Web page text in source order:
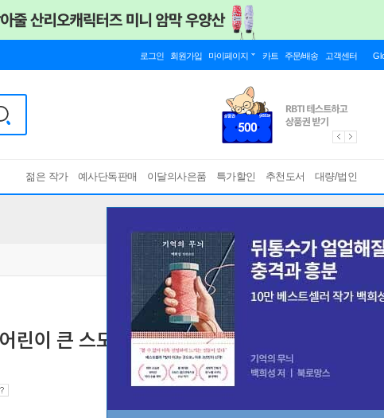
로그인 회원가입 마이페이지 카트 주문/배송 고객센터
젊은 작가 예사단독판매 이달의사은품 특가할인 추천도서 대량/법인
린이 큰 스도쿠 148 2 중급편